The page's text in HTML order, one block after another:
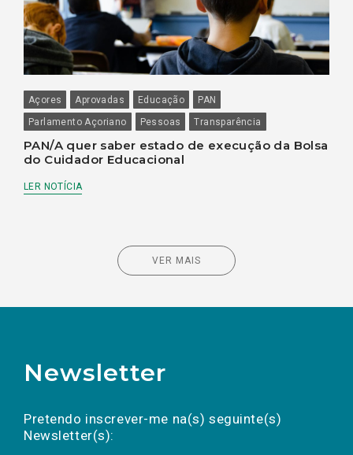
Açores Aprovadas Educação
PAN
Parlamento Açoriano
Pessoas Transparência
PAN/A quer saber estado de execução da Bolsa
do Cuidador Educacional
LER NOTÍCIA
VER MAIS
Newsletter
Pretendo inscrever-me na(s) seguinte(s)
Newsletter(s):
a(s) newsletter(s).
mail